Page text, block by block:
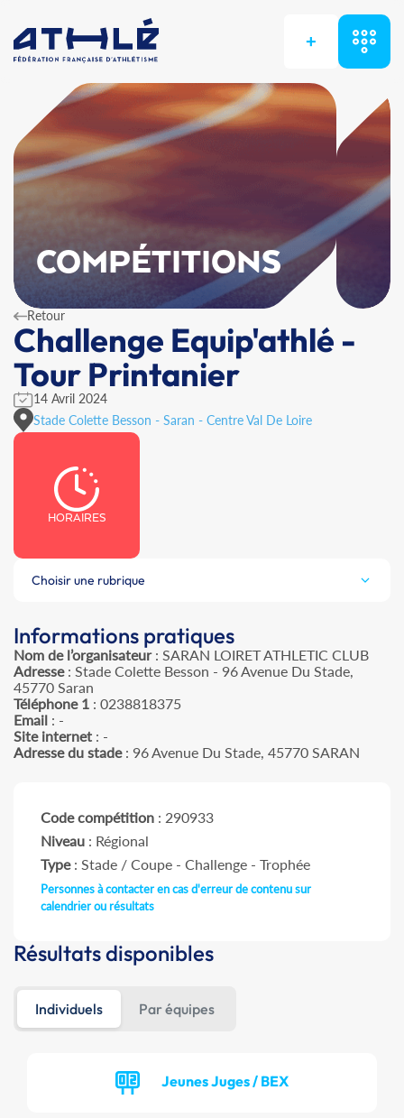
+
COMPÉTITIONS
Retour
Challenge Equip'athlé -
Tour Printanier
14 Avril 2024
Stade Colette Besson - Saran - Centre Val De Loire
HORAIRES
Choisir une rubrique
Informations pratiques
Nom de l’organisateur: SARAN LOIRET ATHLETIC CLUB
Adresse: Stade Colette Besson - 96 Avenue Du Stade,
45770 Saran
Téléphone 1 : 0238818375
Email : -
Site internet : -
Adresse du stade: 96 Avenue Du Stade, 45770 SARAN
Code compétition : 290933
Niveau : Régional
Type: Stade / Coupe - Challenge - Trophée
Personnes à contacter en cas d'erreur de contenu sur
calendrier ou résultats
Résultats disponibles
Individuels Par équipes
Jeunes Juges / BEX